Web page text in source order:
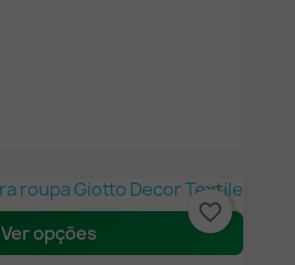
Ver opções
favorite_border